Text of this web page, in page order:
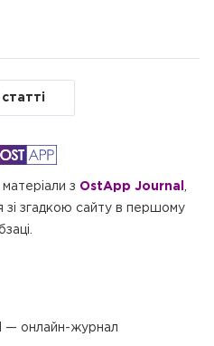
статті
з OstApp Journal
зі згадкою сайту в першому
— онлайн-журнал